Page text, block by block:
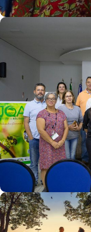
Lançamento